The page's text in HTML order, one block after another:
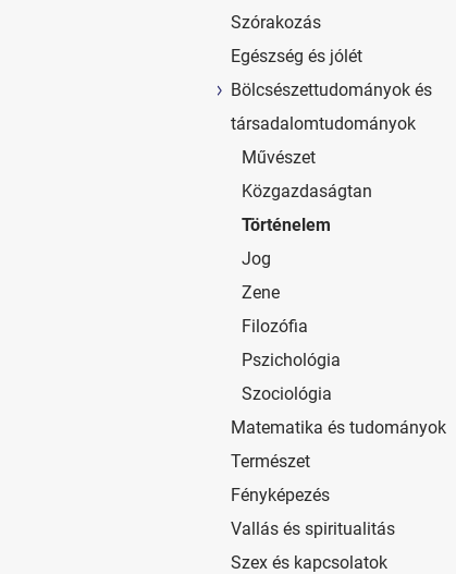
Szórakozás
Egészség és jólét
Bölcsészettudományok és
társadalomtudományok
Művészet
Közgazdaságtan
Történelem
Jog
Zene
Filozófia
Pszichológia
Szociológia
Matematika és tudományok
Természet
Fényképezés
Vallás és spiritualitás
Szex és kapcsolatok